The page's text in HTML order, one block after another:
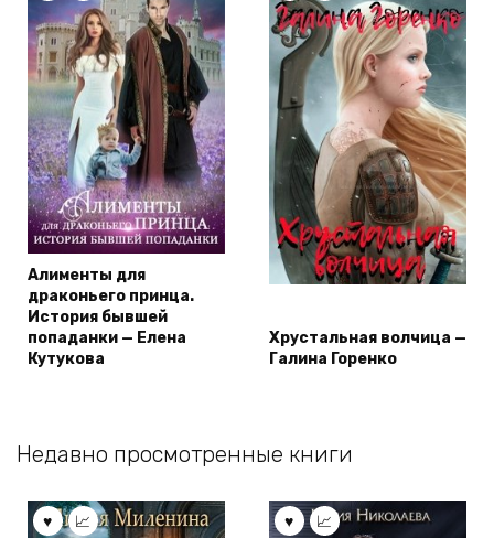
Алименты для
драконьего принца.
История бывшей
попаданки — Елена
Кутукова
Хрустальная волчица —
Галина Горенко
Недавно просмотренные книги